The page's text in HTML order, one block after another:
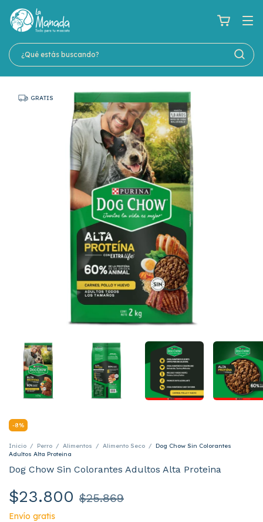
GRATIS
-8%
Inicio / Perro / Alimentos / Alimento Seco / Dog Chow Sin Colorantes
Adultos Alta Proteina
Dog Chow Sin Colorantes Adultos Alta Proteina
$23.800 $25.869
Envío gratis